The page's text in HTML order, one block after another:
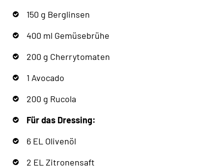
150 g Berglinsen
400 ml Gemüsebrühe
200 g Cherrytomaten
1 Avocado
200 g Rucola
Für das Dressing:
6 EL Olivenöl
2 EL Zitronensaft